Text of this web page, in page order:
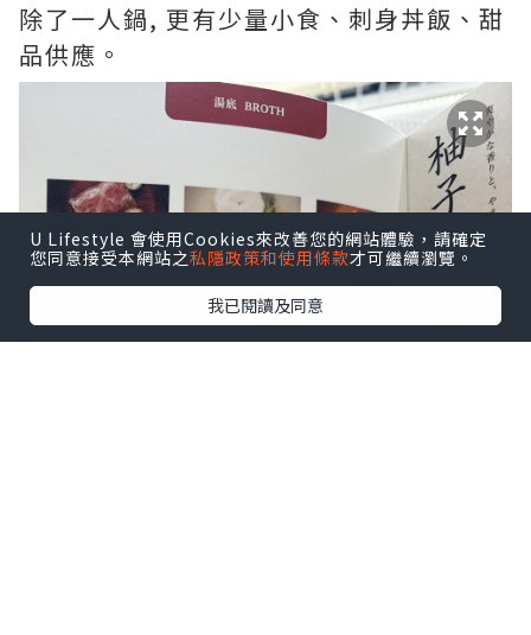
除了一人鍋, 更有少量小食、刺身丼飯、甜
品供應。
U Lifestyle 會使用Cookies來改善您的網站體驗，請確定
您同意接受本網站之私隱政策和使用條款才可繼續瀏覽。
我已閱讀及同意